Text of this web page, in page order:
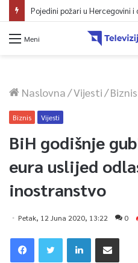
Meni
Naslovna/Vijesti/Biznis
Biznis Vijesti
BiH godišnje
eura uslijed
inostranstvo
Petak, 12 Juna 2020, 13:22 0